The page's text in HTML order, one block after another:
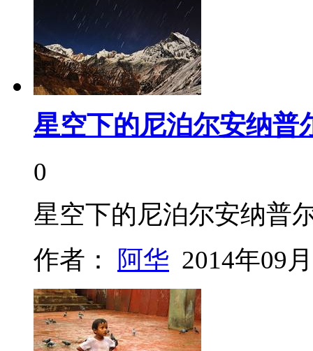
星空下的尼泊尔安纳普
0
星空下的尼泊尔安纳普
作者： 阿华 2014年09